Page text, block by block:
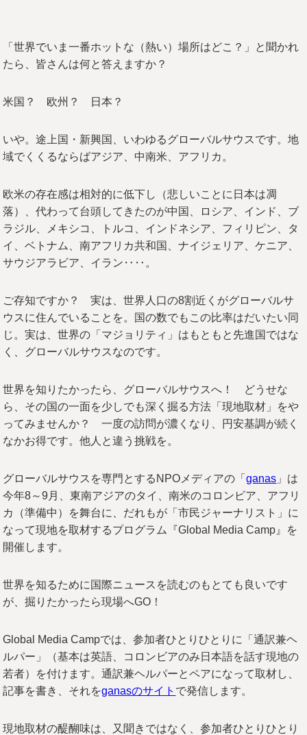
「世界でいま一番ホットな（熱い）場所はどこ？」と聞かれ
たら、皆さんは何と答えますか？
米国？ 欧州？ 日本？
いや。途上国・新興国、いわゆるグローバルサウスです。地
域でくくるならばアジア、中南米、アフリカ。
欧米の存在感は相対的に低下し（悲しいことに日本は凋
落）、代わって台頭してきたのが中国、ロシア、インド、ブ
ラジル、メキシコ、トルコ、インドネシア、フィリピン、タ
イ、ベトナム、南アフリカ共和国、ナイジェリア、ケニア、
サウジアラビア、イラン‥‥。
ご存知ですか？ 実は、世界人口の8割近くがグローバルサ
ウスに住んでいることを。国の数でもこの比率はだいたい同
じ。実は、世界の「マジョリティ」はもともと先進国ではな
く、グローバルサウスなのです。
世界を知りたかったら、グローバルサウスへ！ どうせな
ら、その国の一面を少しでも深く掘る方法「現地取材」をや
ってみませんか？ 一度の訪問が濃くなり、円安基調が続く
なかお得です。他人と違う挑戦を。
グローバルサウスを専門とするNPOメディアの「ganas 」は
今年8～9月、東南アジアのタイ、南米のコロンビア、アフリ
カ（準備中）を舞台に、だれもが「市民ジャーナリスト」に
なって現地を取材するプログラム『Global Media Camp』を
開催します。
世界を知るために国際ニュースを読むのもとても良いです
が、掘りたかったら現場へGO！
Global Media Campでは、参加者ひとりひとりに「通訳兼ヘ
ルパー」（基本は英語、コロンビアのみ日本語を話す現地の
若者）を付けます。通訳兼ヘルパーとペアになって取材し、
記事を書き、それをganasのサイト で発信します。
現地取材の醍醐味は、又聞きではなく、参加者ひとりひとり